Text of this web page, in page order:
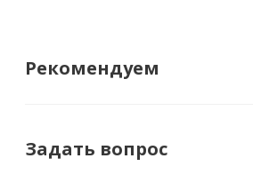
Рекомендуем
Задать вопрос